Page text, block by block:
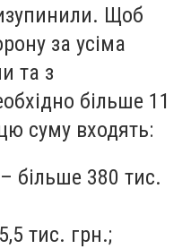
Щоб
за усіма
та з
більше 11
суму входять:
більше 380 тис.
тис. грн.;